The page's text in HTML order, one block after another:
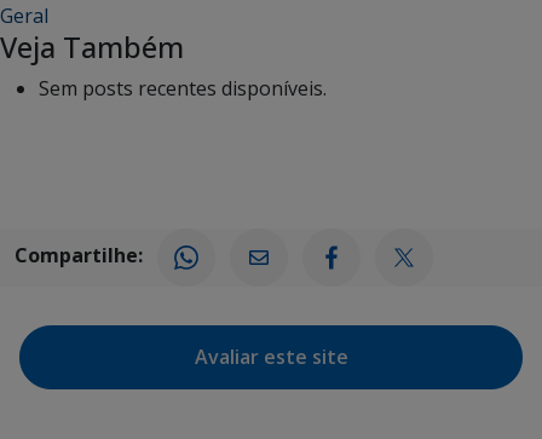
Geral
Veja Também
Sem posts recentes disponíveis.
Compartilhe:
Avaliar este site